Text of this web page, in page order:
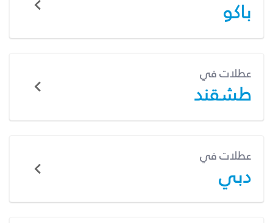
باكو
عطلات في
طشقند
عطلات في
دبي